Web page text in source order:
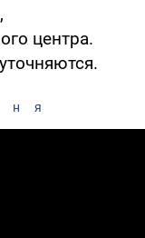
,
центра.